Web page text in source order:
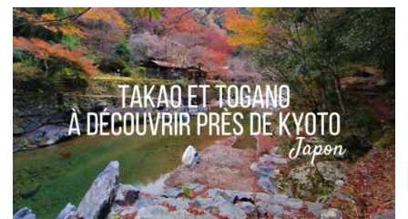
JAPON // FAUT-IL ALLER À OSAKA ?
Audrey Asie,Blog